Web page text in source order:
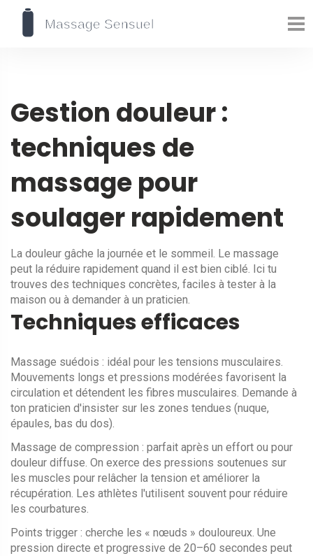
Gestion douleur :
techniques de
massage pour
soulager rapidement
La douleur gâche la journée et le sommeil. Le massage
peut la réduire rapidement quand il est bien ciblé. Ici tu
trouves des techniques concrètes, faciles à tester à la
maison ou à demander à un praticien.
Techniques efficaces
Massage suédois : idéal pour les tensions musculaires.
Mouvements longs et pressions modérées favorisent la
circulation et détendent les fibres musculaires. Demande à
ton praticien d'insister sur les zones tendues (nuque,
épaules, bas du dos).
Massage de compression : parfait après un effort ou pour
douleur diffuse. On exerce des pressions soutenues sur
les muscles pour relâcher la tension et améliorer la
récupération. Les athlètes l'utilisent souvent pour réduire
les courbatures.
Points trigger : cherche les « nœuds » douloureux. Une
pression directe et progressive de 20–60 secondes peut